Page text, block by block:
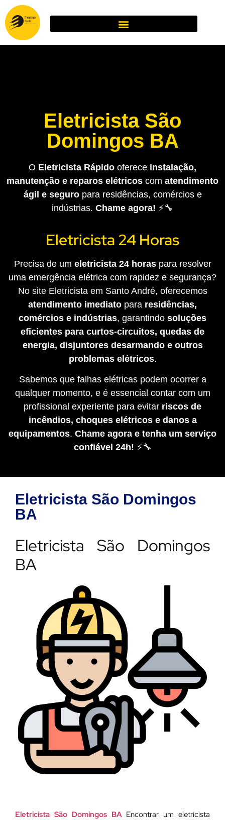
Eletricista São
Domingos BA
O Eletricista Rápido oferece instalação,
manutenção e reparos elétricos com atendimento
ágil e seguropara residências, comércios e
indústrias. Chame agora! ⚡🔧
Eletricista 24 Horas
Precisa de um eletricista 24 horaspara resolver
uma emergência elétrica com rapidez e segurança?
No site Eletricista em Santo André, oferecemos
atendimento imediato para residências,
comércios e indústrias, garantindo soluções
eficientes para curtos-circuitos, quedas de
energia, disjuntores desarmando e outros
problemas elétricos.
Sabemos que falhas elétricas podem ocorrer a
qualquer momento, e é essencial contar com um
profissional experiente para evitar riscos de
incêndios, choques elétricos e danos a
equipamentos. Chame agora e tenha um serviço
confiável 24h! ⚡🔧
Eletricista São Domingos
BA
Eletricista São Domingos
BA
Eletricista São Domingos BAEncontrar um eletricista